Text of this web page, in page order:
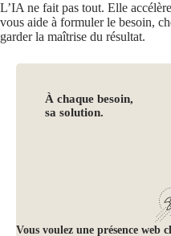
L’IA ne fait pas tout. Elle
vous aide à formuler le besoin,
garder la maîtrise du résultat.
À chaque besoin,
sa solution.
Vous voulez une présence web